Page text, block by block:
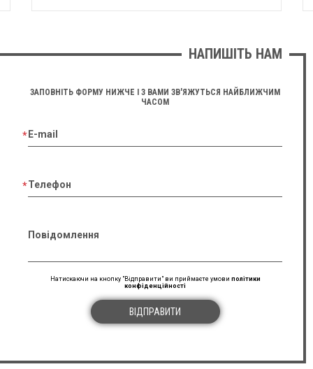
НАПИШІТЬ НАМ
ЗАПОВНІТЬ ФОРМУ НИЖЧЕ І З ВАМИ ЗВ'ЯЖУТЬСЯ НАЙБЛИЖЧИМ
ЧАСОМ
E-mail
Телефон
Повідомлення
Натискаючи на кнопку "Відправити" ви приймаєте умови політики
конфіденційності
ВІДПРАВИТИ